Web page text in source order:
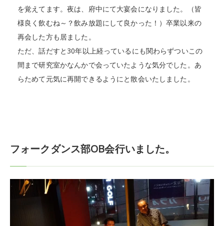
を覚えてます。夜は、府中にて大宴会になりました。（皆
様良く飲むね～？飲み放題にして良かった！）卒業以来の
再会した方も居ました。
ただ、話だすと30年以上経っているにも関わらずついこの
間まで研究室かなんかで会っていたような気分でした。あ
らためて元気に再開できるようにと散会いたしました。
フォークダンス部OB会行いました。